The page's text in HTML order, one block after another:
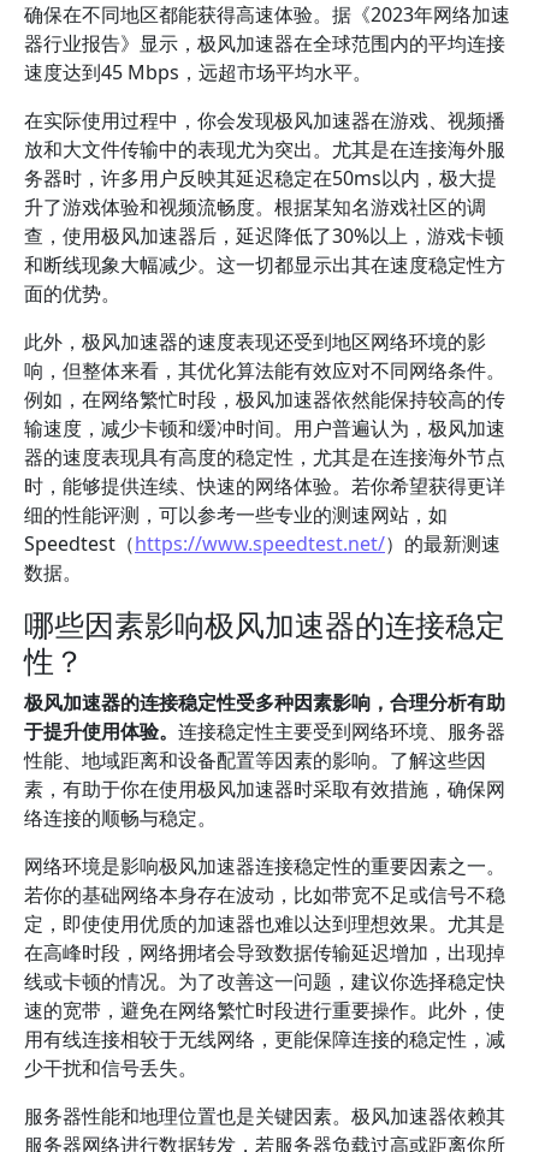
确保在不同地区都能获得高速体验。据《2023年网络加速
器行业报告》显示，极风加速器在全球范围内的平均连接
速度达到45 Mbps，远超市场平均水平。
在实际使用过程中，你会发现极风加速器在游戏、视频播
放和大文件传输中的表现尤为突出。尤其是在连接海外服
务器时，许多用户反映其延迟稳定在50ms以内，极大提
升了游戏体验和视频流畅度。根据某知名游戏社区的调
查，使用极风加速器后，延迟降低了30%以上，游戏卡顿
和断线现象大幅减少。这一切都显示出其在速度稳定性方
面的优势。
此外，极风加速器的速度表现还受到地区网络环境的影
响，但整体来看，其优化算法能有效应对不同网络条件。
例如，在网络繁忙时段，极风加速器依然能保持较高的传
输速度，减少卡顿和缓冲时间。用户普遍认为，极风加速
器的速度表现具有高度的稳定性，尤其是在连接海外节点
时，能够提供连续、快速的网络体验。若你希望获得更详
细的性能评测，可以参考一些专业的测速网站，如
Speedtest（https://www.speedtest.net/）的最新测速
数据。
哪些因素影响极风加速器的连接稳定
性？
极风加速器的连接稳定性受多种因素影响，合理分析有助
于提升使用体验。 连接稳定性主要受到网络环境、服务器
性能、地域距离和设备配置等因素的影响。了解这些因
素，有助于你在使用极风加速器时采取有效措施，确保网
络连接的顺畅与稳定。
网络环境是影响极风加速器连接稳定性的重要因素之一。
若你的基础网络本身存在波动，比如带宽不足或信号不稳
定，即使使用优质的加速器也难以达到理想效果。尤其是
在高峰时段，网络拥堵会导致数据传输延迟增加，出现掉
线或卡顿的情况。为了改善这一问题，建议你选择稳定快
速的宽带，避免在网络繁忙时段进行重要操作。此外，使
用有线连接相较于无线网络，更能保障连接的稳定性，减
少干扰和信号丢失。
服务器性能和地理位置也是关键因素。极风加速器依赖其
服务器网络进行数据转发，若服务器负载过高或距离你所